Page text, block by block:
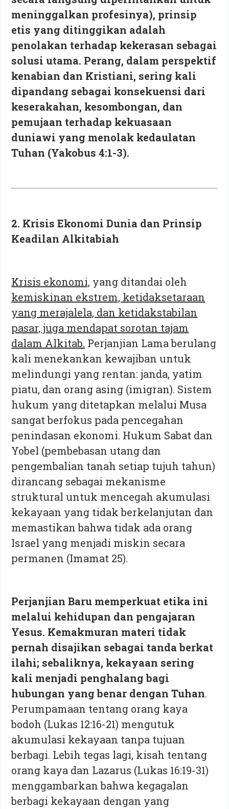
meninggalkan profesinya), prinsip
etis yang ditinggikan adalah
penolakan terhadap kekerasan sebagai
solusi utama. Perang, dalam perspektif
kenabian dan Kristiani, sering kali
dipandang sebagai konsekuensi dari
keserakahan, kesombongan, dan
pemujaan terhadap kekuasaan
duniawi yang menolak kedaulatan
Tuhan (Yakobus 4:1-3).
2. Krisis Ekonomi Dunia dan Prinsip
Keadilan Alkitabiah
Krisis ekonomi, yang ditandai oleh
kemiskinan ekstrem, ketidaksetaraan
yang merajalela, dan ketidakstabilan
pasar, juga mendapat sorotan tajam
dalam Alkitab. Perjanjian Lama berulang
kali menekankan kewajiban untuk
melindungi yang rentan: janda, yatim
piatu, dan orang asing (imigran). Sistem
hukum yang ditetapkan melalui Musa
sangat berfokus pada pencegahan
penindasan ekonomi. Hukum Sabat dan
Yobel (pembebasan utang dan
pengembalian tanah setiap tujuh tahun)
dirancang sebagai mekanisme
struktural untuk mencegah akumulasi
kekayaan yang tidak berkelanjutan dan
memastikan bahwa tidak ada orang
Israel yang menjadi miskin secara
permanen (Imamat 25).
Perjanjian Baru memperkuat etika ini
melalui kehidupan dan pengajaran
Yesus. Kemakmuran materi tidak
pernah disajikan sebagai tanda berkat
ilahi; sebaliknya, kekayaan sering
kali menjadi penghalang bagi
hubungan yang benar dengan Tuhan.
Perumpamaan tentang orang kaya
bodoh (Lukas 12:16-21) mengutuk
akumulasi kekayaan tanpa tujuan
berbagi. Lebih tegas lagi, kisah tentang
orang kaya dan Lazarus (Lukas 16:19-31)
menggambarkan bahwa kegagalan
berbagi kekayaan dengan yang